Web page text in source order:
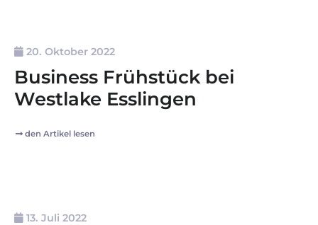
20. Oktober 2022
Business Frühstück bei
Westlake Esslingen
den Artikel lesen
13. Juli 2022